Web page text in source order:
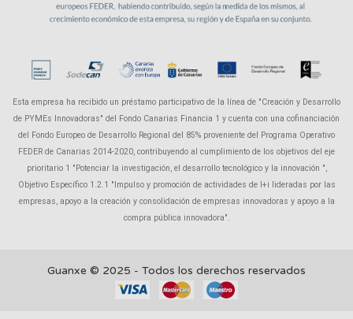
Esta empresa ha recibido un préstamo participativo de la línea de "Creación y Desarrollo
de PYMEs Innovadoras" del Fondo Canarias Financia 1 y cuenta con una cofinanciación
del Fondo Europeo de Desarrollo Regional del 85% proveniente del Programa Operativo
FEDER de Canarias 2014-2020, contribuyendo al cumplimiento de los objetivos del eje
prioritario 1 "Potenciar la investigación, el desarrollo tecnológico y la innovación ",
Objetivo Específico 1.2.1 "Impulso y promoción de actividades de I+i lideradas por las
empresas, apoyo a la creación y consolidación de empresas innovadoras y apoyo a la
compra pública innovadora".
Guanxe © 2025 - Todos los derechos reservados